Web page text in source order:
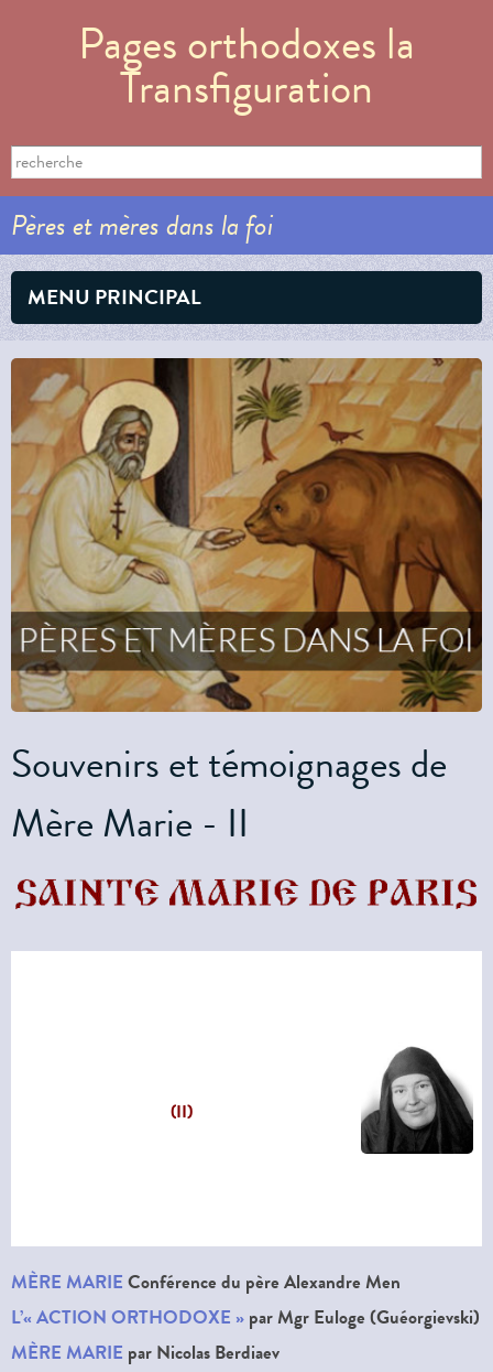
contenu
principal
Pages orthodoxes la
Transfiguration
Formulaire de recherche
Search this site
Pères et mères dans la foi
MENU PRINCIPAL
Souvenirs et témoignages de
Mère Marie - II
(II)
MÈRE MARIE Conférence du père Alexandre Men
L’« ACTION ORTHODOXE » par Mgr Euloge (Guéorgievski)
MÈRE MARIE par Nicolas Berdiaev